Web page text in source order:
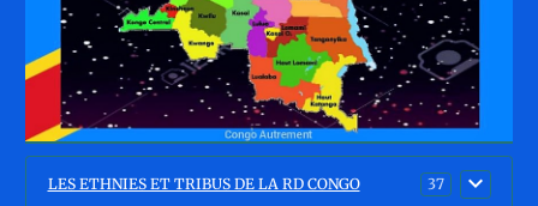
LES ETHNIES ET TRIBUS DE LA RD CONGO 37